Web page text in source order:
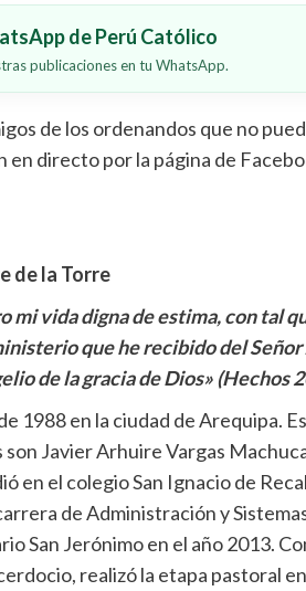
de Perú Católico
publicaciones en tu WhatsApp.
de los ordenandos que no
en directo por la página de
de la Torre
mi vida digna de estima, con tal
que he recibido del Señor
de la gracia de Dios» (Hechos
1988 en la ciudad de Arequipa.
son Javier Arhuire Vargas
en el colegio San Ignacio de
de Administración y
San Jerónimo en el año 2013.
realizó la etapa pastoral